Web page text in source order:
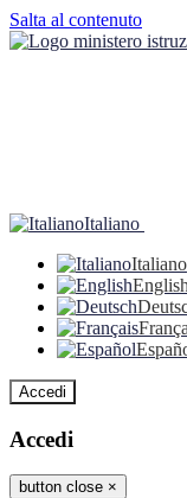
Salta al contenuto
Italiano
Italiano
English
Accedi
Accedi
button close ×